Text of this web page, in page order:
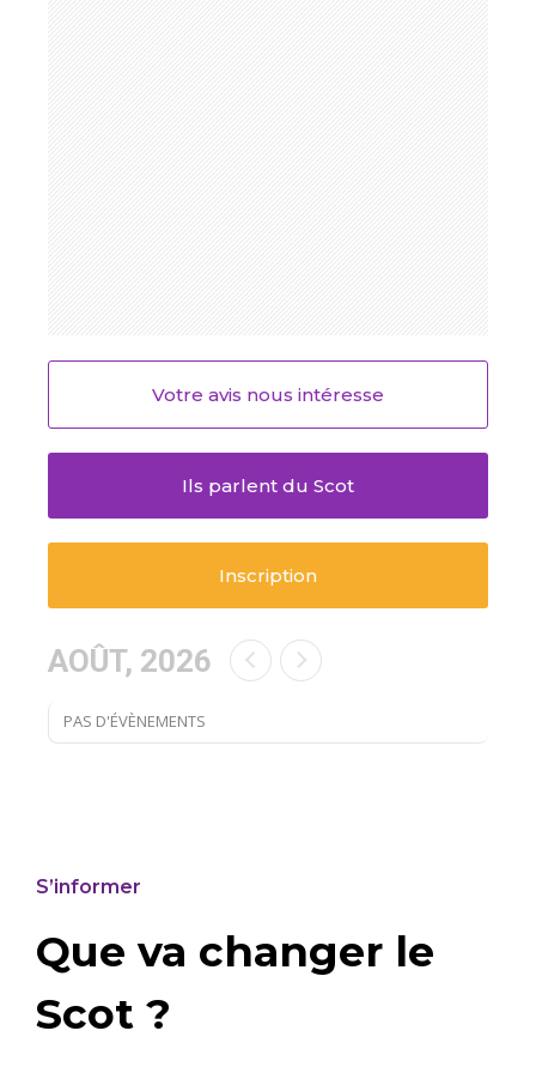
Votre avis nous intéresse
Ils parlent du Scot
Inscription
AOÛT, 2026
PAS D'ÉVÈNEMENTS
S’informer
Que va changer le
Scot ?